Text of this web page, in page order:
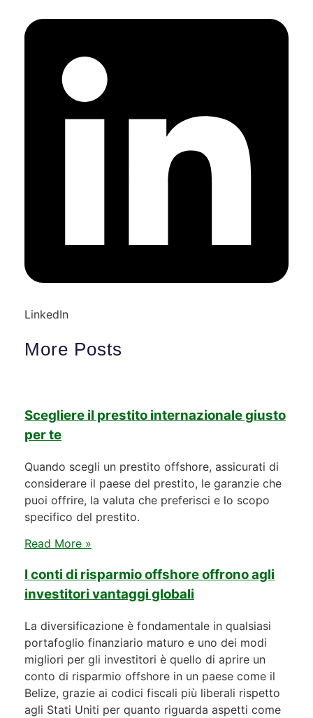
LinkedIn
More Posts
Scegliere il prestito internazionale giusto
per te
Quando scegli un prestito offshore, assicurati di
considerare il paese del prestito, le garanzie che
puoi offrire, la valuta che preferisci e lo scopo
specifico del prestito.
Read More »
I conti di risparmio offshore offrono agli
investitori vantaggi globali
La diversificazione è fondamentale in qualsiasi
portafoglio finanziario maturo e uno dei modi
migliori per gli investitori è quello di aprire un
conto di risparmio offshore in un paese come il
Belize, grazie ai codici fiscali più liberali rispetto
agli Stati Uniti per quanto riguarda aspetti come